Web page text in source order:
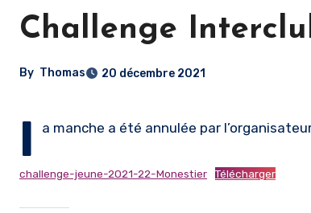
Challenge
By Thomas 20 décembre 2021
l a manche a été annulée par
challenge-jeune-2021-22-Monestier Télécharger